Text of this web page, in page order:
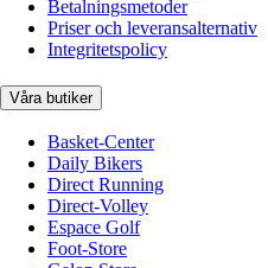
Betalningsmetoder
Priser och leveransalternativ
Integritetspolicy
Våra butiker
Basket-Center
Daily Bikers
Direct Running
Direct-Volley
Espace Golf
Foot-Store